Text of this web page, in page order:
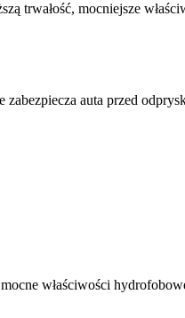
trwałość, mocniejsze
auta przed
właściwości